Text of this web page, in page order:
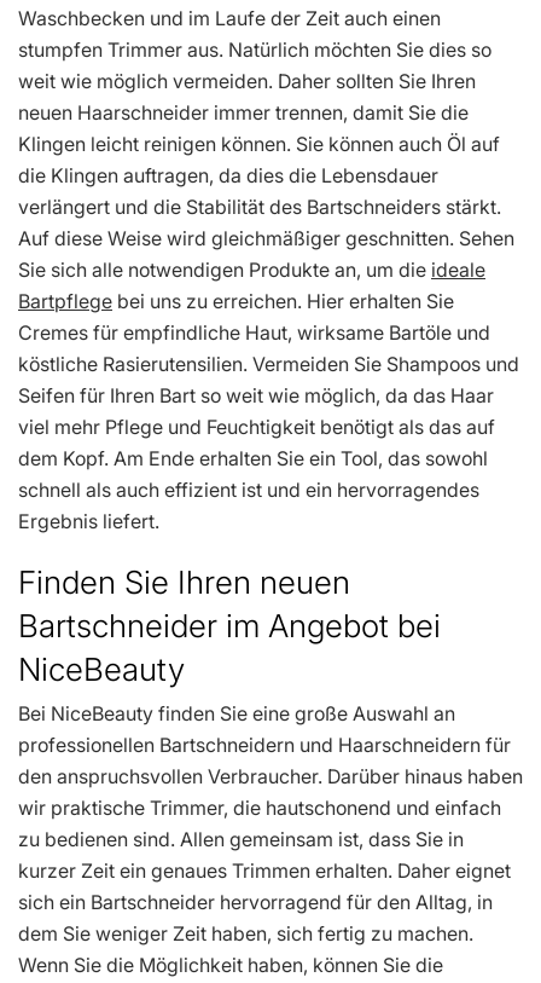
Waschbecken und im Laufe der Zeit auch einen
stumpfen Trimmer aus. Natürlich möchten Sie dies so
weit wie möglich vermeiden. Daher sollten Sie Ihren
neuen Haarschneider immer trennen, damit Sie die
Klingen leicht reinigen können. Sie können auch Öl auf
die Klingen auftragen, da dies die Lebensdauer
verlängert und die Stabilität des Bartschneiders stärkt.
Auf diese Weise wird gleichmäßiger geschnitten. Sehen
Sie sich alle notwendigen Produkte an, um die ideale
Bartpflege bei uns zu erreichen. Hier erhalten Sie
Cremes für empfindliche Haut, wirksame Bartöle und
köstliche Rasierutensilien. Vermeiden Sie Shampoos und
Seifen für Ihren Bart so weit wie möglich, da das Haar
viel mehr Pflege und Feuchtigkeit benötigt als das auf
dem Kopf. Am Ende erhalten Sie ein Tool, das sowohl
schnell als auch effizient ist und ein hervorragendes
Ergebnis liefert.
Finden Sie Ihren neuen
Bartschneider im Angebot bei
NiceBeauty
Bei NiceBeauty finden Sie eine große Auswahl an
professionellen Bartschneidern und Haarschneidern für
den anspruchsvollen Verbraucher. Darüber hinaus haben
wir praktische Trimmer, die hautschonend und einfach
zu bedienen sind. Allen gemeinsam ist, dass Sie in
kurzer Zeit ein genaues Trimmen erhalten. Daher eignet
sich ein Bartschneider hervorragend für den Alltag, in
dem Sie weniger Zeit haben, sich fertig zu machen.
Wenn Sie die Möglichkeit haben, können Sie die